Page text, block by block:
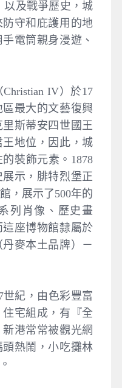
以及戰爭歷史，城
守和庇護用的地
電筒親身漫遊、
IV）於17
最大的文藝復興
斯蒂安四世國王
地位，因此，城
裝飾元素。1878
示，腓特烈堡正
，展示了500年的
列肖像、歷史畫
座博物館隸屬於
麥本土品牌）－
世紀，由色彩豐富
宅組成，有『全
港常常被觀光網
熱鬧，小吃攤林